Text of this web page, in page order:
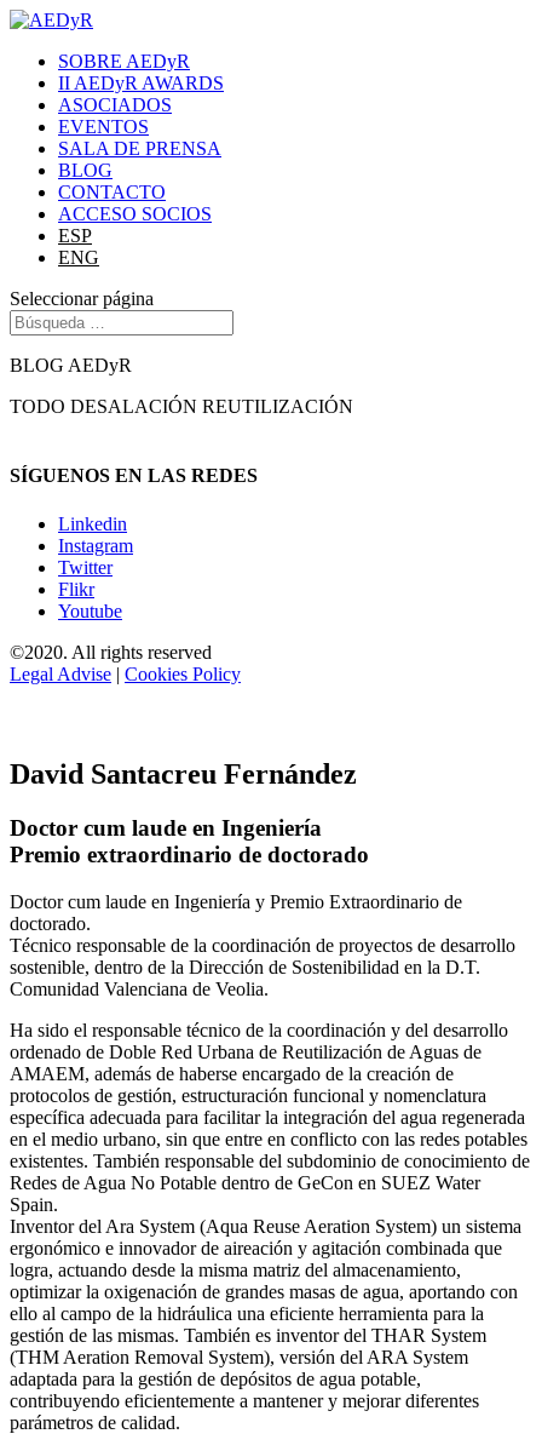
SOBRE AEDyR
II AEDyR AWARDS
ASOCIADOS
EVENTOS
SALA DE PRENSA
BLOG
CONTACTO
ACCESO SOCIOS
ESP
ENG
Seleccionar página
BLOG AEDyR
TODO DESALACIÓN REUTILIZACIÓN
SÍGUENOS EN LAS REDES
Linkedin
Instagram
Twitter
Flikr
Youtube
©2020. All rights reserved
Legal Advise | Cookies Policy
David Santacreu Fernández
Doctor cum laude en Ingeniería
Premio extraordinario de doctorado
Doctor cum laude en Ingeniería y Premio Extraordinario de
doctorado.
Técnico responsable de la coordinación de proyectos de desarrollo
sostenible, dentro de la Dirección de Sostenibilidad en la D.T.
Comunidad Valenciana de Veolia.
Ha sido el responsable técnico de la coordinación y del desarrollo
ordenado de Doble Red Urbana de Reutilización de Aguas de
AMAEM, además de haberse encargado de la creación de
protocolos de gestión, estructuración funcional y nomenclatura
específica adecuada para facilitar la integración del agua regenerada
en el medio urbano, sin que entre en conflicto con las redes potables
existentes. También responsable del subdominio de conocimiento de
Redes de Agua No Potable dentro de GeCon en SUEZ Water
Spain.
Inventor del Ara System (Aqua Reuse Aeration System) un sistema
ergonómico e innovador de aireación y agitación combinada que
logra, actuando desde la misma matriz del almacenamiento,
optimizar la oxigenación de grandes masas de agua, aportando con
ello al campo de la hidráulica una eficiente herramienta para la
gestión de las mismas. También es inventor del THAR System
(THM Aeration Removal System), versión del ARA System
adaptada para la gestión de depósitos de agua potable,
contribuyendo eficientemente a mantener y mejorar diferentes
parámetros de calidad.